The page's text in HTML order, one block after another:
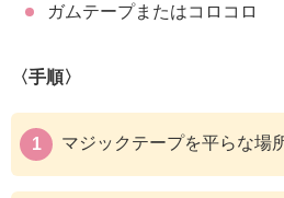
ガムテープまたはコロコロ
〈手順〉
マジックテープを平らな場